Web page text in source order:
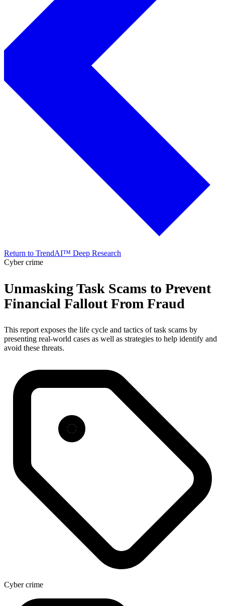
Return to TrendAI™ Deep Research
Cyber crime
Unmasking Task Scams to Prevent
Financial Fallout From Fraud
This report exposes the life cycle and tactics of task scams by
presenting real-world cases as well as strategies to help identify and
avoid these threats.
Cyber crime